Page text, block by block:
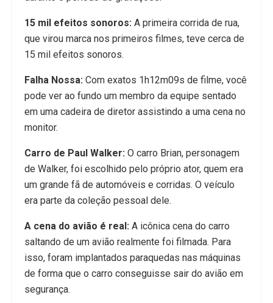
15 mil efeitos sonoros: A primeira corrida de rua,
que virou marca nos primeiros filmes, teve cerca de
15 mil efeitos sonoros.
Falha Nossa: Com exatos 1h12m09s de filme, você
pode ver ao fundo um membro da equipe sentado
em uma cadeira de diretor assistindo a uma cena no
monitor.
Carro de Paul Walker: O carro Brian, personagem
de Walker, foi escolhido pelo próprio ator, quem era
um grande fã de automóveis e corridas. O veículo
era parte da coleção pessoal dele.
A cena do avião é real: A icônica cena do carro
saltando de um avião realmente foi filmada. Para
isso, foram implantados paraquedas nas máquinas
de forma que o carro conseguisse sair do avião em
segurança.